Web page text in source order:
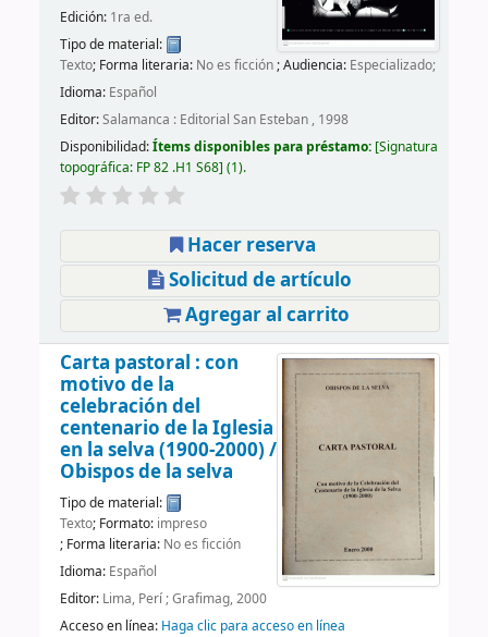
Edición: 1ra ed.
Tipo de material:
Texto; Forma literaria: No es ficción; Audiencia: Especializado;
Idioma: Español
Editor:Salamanca : Editorial San Esteban , 1998
Disponibilidad:Ítems disponibles para préstamo: Signatura
topográfica: FP 82 .H1 S68 (1).
Hacer reserva
Solicitud de artículo
Agregar al carrito
Carta pastoral : con
motivo de la
celebración del
centenario de la Iglesia
en la selva (1900-2000) /
Obispos de la selva
Tipo de material:
Texto; Formato: impreso
; Forma literaria: No es ficción
Idioma: Español
Editor: Lima, Perí ; Grafimag, 2000
Acceso en línea: Haga clic para acceso en línea